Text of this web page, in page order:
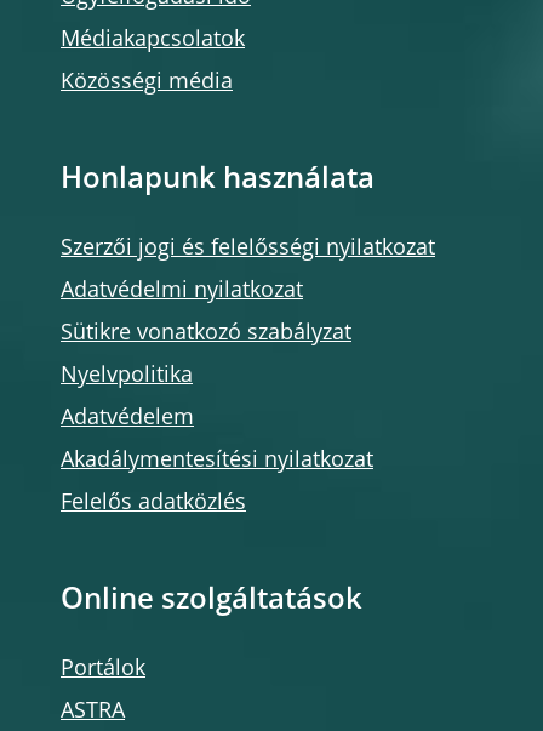
Médiakapcsolatok
Közösségi média
Honlapunk használata
Szerzői jogi és felelősségi nyilatkozat
Adatvédelmi nyilatkozat
Sütikre vonatkozó szabályzat
Nyelvpolitika
Adatvédelem
Akadálymentesítési nyilatkozat
Felelős adatközlés
Online szolgáltatások
Portálok
ASTRA